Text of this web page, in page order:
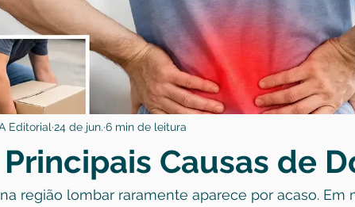
Principais Causas de
Editorial 24 de jun. 6 min de leitura
região lombar raramente aparece por acaso. Em